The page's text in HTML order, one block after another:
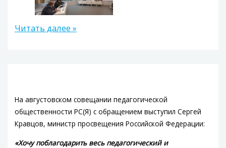
Читать далее »
На августовском совещании педагогической
общественности РС(Я) с обращением выступил Сергей
Кравцов, министр просвещения Российской Федерации:
«Хочу поблагодарить весь педагогический и